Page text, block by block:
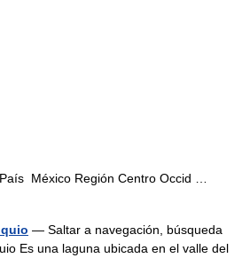
México Región Centro Occid …
— Saltar a navegación, búsqueda
Es una laguna ubicada en el valle del